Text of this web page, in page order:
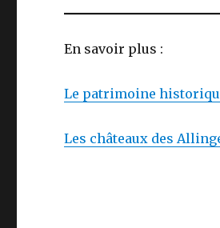
En savoir plus :
Le patrimoine
Les châteaux des